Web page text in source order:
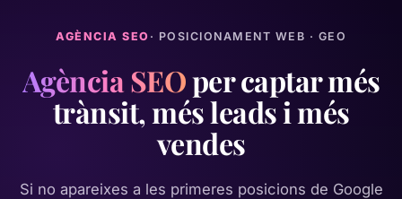
AGÈNCIA SEO · POSICIONAMENT WEB · GEO
Agència SEOper captar més
trànsit, més leads i més
vendes
Si no apareixes a les primeres posicions de Google